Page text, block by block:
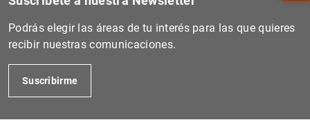
Podrás elegir las áreas de tu interés para las que quieres
recibir nuestras comunicaciones.
Suscribirme